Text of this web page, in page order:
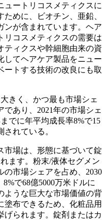
ュートリコスメティクスに
めに、ビオチン、亜鉛、
ンが含まれています。ヘア
リコスメティクスの需要は
ティクスや幹細胞由来の資
してヘアケア製品をニュー
ートする技術の改良にも取
きく、かつ最も市場シェ
あり、2021年の市場シェ
でに年平均成長率8%で15
れている。
市場は、形態に基づいて錠
ます。粉末/液体セグメン
の市場シェアを占め、2030
で68億5000万米ドルに
ような巨大な市場価値の背
塗布できるため、化粧品用
げられます。錠剤またはカ